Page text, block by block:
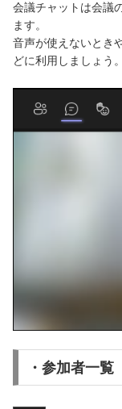
会議チャットは会議
ます。
音声が使えないとき
どに利用しましょう。
・参加者一覧